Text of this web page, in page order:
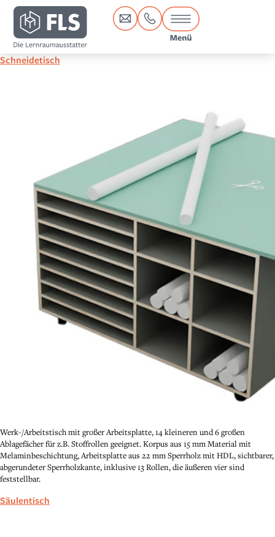
springen
Schneidetisch
Werk-/Arbeitstisch mit großer Arbeitsplatte, 14 kleineren und 6 großen
Ablagefächer für z.B. Stoffrollen geeignet. Korpus aus 15 mm Material mit
Melaminbeschichtung, Arbeitsplatte aus 22 mm Sperrholz mit HDL, sichtbarer,
abgerundeter Sperrholzkante, inklusive 13 Rollen, die äußeren vier sind
feststellbar.
Säulentisch